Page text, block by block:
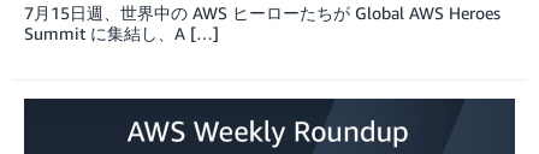
7月15日週、世界中の AWS ヒーローたちが Global AWS Heroes
Summit に集結し、A […]